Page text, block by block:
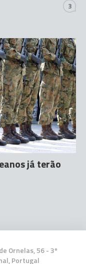
3
já terão
Ornelas, 56 - 3º
Portugal